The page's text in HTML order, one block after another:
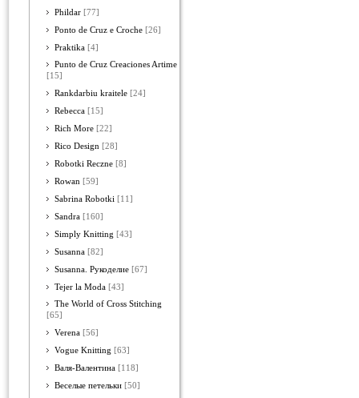
Phildar [77]
Ponto de Cruz e Croche [26]
Praktika [4]
Punto de Cruz Creaciones Artime
[15]
Rankdarbiu kraitele [24]
Rebecca [15]
Rich More [22]
Rico Design [28]
Robotki Reczne [8]
Rowan [59]
Sabrina Robotki [11]
Sandra [160]
Simply Knitting [43]
Susanna [82]
Susanna. Рукоделие [67]
Tejer la Moda [43]
The World of Cross Stitching
[65]
Verena [56]
Vogue Knitting [63]
Валя-Валентина [118]
Веселые петельки [50]